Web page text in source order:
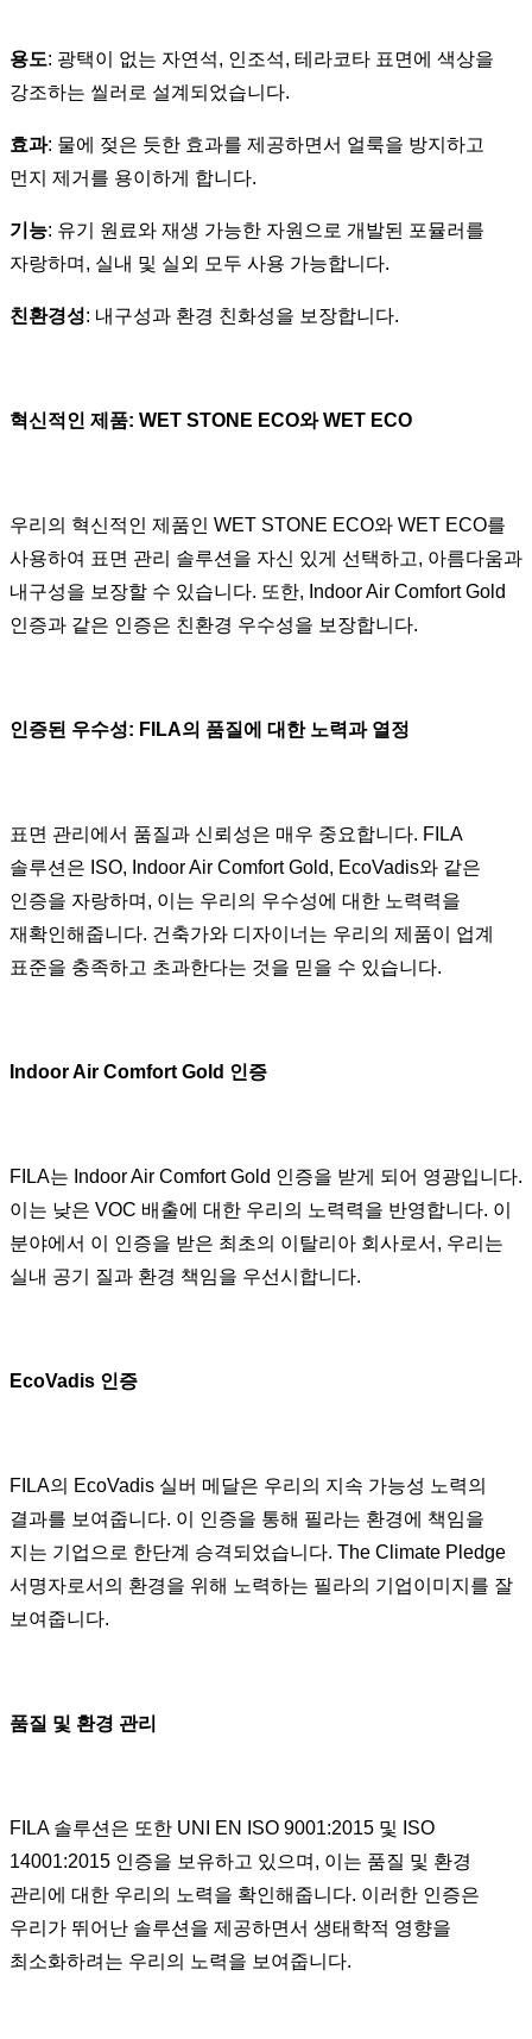
용도: 광택이 없는 자연석, 인조석, 테라코타 표면에 색상을
강조하는 씰러로 설계되었습니다.
효과: 물에 젖은 듯한 효과를 제공하면서 얼룩을 방지하고
먼지 제거를 용이하게 합니다.
기능: 유기 원료와 재생 가능한 자원으로 개발된 포뮬러를
자랑하며, 실내 및 실외 모두 사용 가능합니다.
친환경성: 내구성과 환경 친화성을 보장합니다.
혁신적인 제품: WET STONE ECO와 WET ECO
우리의 혁신적인 제품인 WET STONE ECO와 WET ECO를
사용하여 표면 관리 솔루션을 자신 있게 선택하고, 아름다움과
내구성을 보장할 수 있습니다. 또한, Indoor Air Comfort Gold
인증과 같은 인증은 친환경 우수성을 보장합니다.
인증된 우수성: FILA의 품질에 대한 노력과 열정
표면 관리에서 품질과 신뢰성은 매우 중요합니다. FILA
솔루션은 ISO, Indoor Air Comfort Gold, EcoVadis와 같은
인증을 자랑하며, 이는 우리의 우수성에 대한 노력력을
재확인해줍니다. 건축가와 디자이너는 우리의 제품이 업계
표준을 충족하고 초과한다는 것을 믿을 수 있습니다.
Indoor Air Comfort Gold 인증
FILA는 Indoor Air Comfort Gold 인증을 받게 되어 영광입니다.
이는 낮은 VOC 배출에 대한 우리의 노력력을 반영합니다. 이
분야에서 이 인증을 받은 최초의 이탈리아 회사로서, 우리는
실내 공기 질과 환경 책임을 우선시합니다.
EcoVadis 인증
FILA의 EcoVadis 실버 메달은 우리의 지속 가능성 노력의
결과를 보여줍니다. 이 인증을 통해 필라는 환경에 책임을
지는 기업으로 한단계 승격되었습니다. The Climate Pledge
서명자로서의 환경을 위해 노력하는 필라의 기업이미지를 잘
보여줍니다.
품질 및 환경 관리
FILA 솔루션은 또한 UNI EN ISO 9001:2015 및 ISO
14001:2015 인증을 보유하고 있으며, 이는 품질 및 환경
관리에 대한 우리의 노력을 확인해줍니다. 이러한 인증은
우리가 뛰어난 솔루션을 제공하면서 생태학적 영향을
최소화하려는 우리의 노력을 보여줍니다.